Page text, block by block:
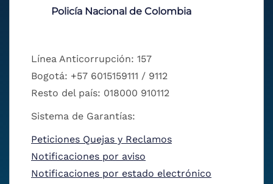
Policía Nacional de Colombia
Línea Anticorrupción: 157
Bogotá: +57 6015159111 / 9112
Resto del país: 018000 910112
Sistema de Garantías:
Peticiones Quejas y Reclamos
Notificaciones por aviso
Notificaciones por estado electrónico